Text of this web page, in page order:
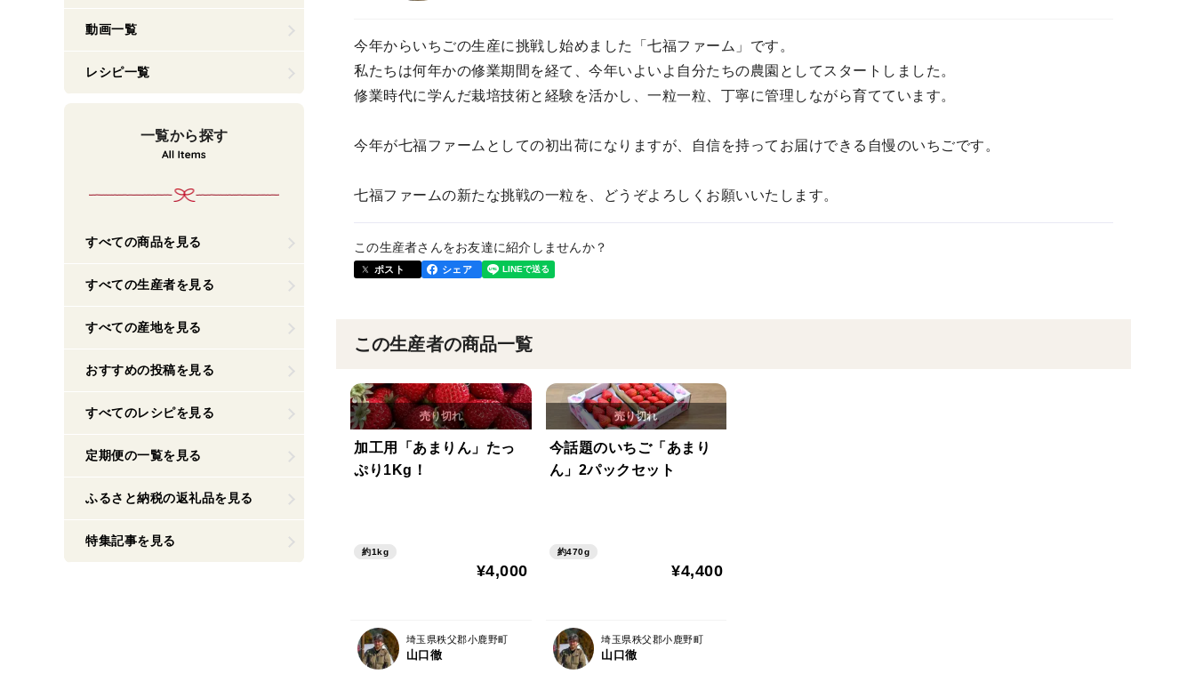
今年からいちごの生産に挑戦し始めました「七福ファーム」です。
私たちは何年かの修業期間を経て、今年いよいよ自分たちの農園としてスタートしました。
修業時代に学んだ栽培技術と経験を活かし、一粒一粒、丁寧に管理しながら育てています。
今年が七福ファームとしての初出荷になりますが、自信を持ってお届けできる自慢のいちごです。
七福ファームの新たな挑戦の一粒を、どうぞよろしくお願いいたします。
この生産者さんをお友達に紹介しませんか？
ポスト シェア
この生産者の商品一覧
加工用「あまりん」たっ
ぷり1Kg！
約1kg
¥4,000
埼玉県秩父郡小鹿野町
山口徹
今話題のいちご「あまり
ん」2パックセット
約470g
¥4,400
埼玉県秩父郡小鹿野町
山口徹
動画一覧
レシピ一覧
一覧から探す
すべての商品を見る
すべての生産者を見る
すべての産地を見る
おすすめの投稿を見る
すべてのレシピを見る
定期便の一覧を見る
ふるさと納税の返礼品を見る
特集記事を見る